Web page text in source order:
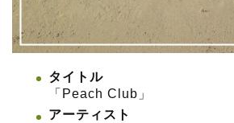
タイトル
「Peach Club」
アーティスト